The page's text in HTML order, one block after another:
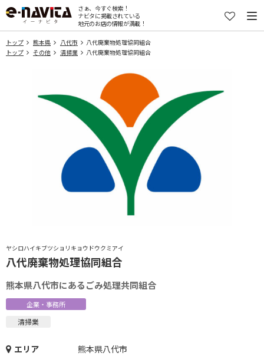
さぁ、今すぐ検索！
ナビタに掲載されている
地元のお店の情報が満載！
トップ 熊本県 八代市
八代廃棄物処理協同組合
トップ
その他 清掃業 八代廃棄物処理協同組合
ヤシロハイキブツショリキョウドウクミアイ
八代廃棄物処理協同組合
熊本県八代市にあるごみ処理共同組合
企業・事務所
清掃業
エリア
熊本県八代市